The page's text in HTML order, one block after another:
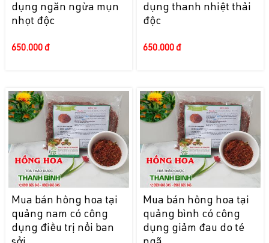
dụng ngăn ngừa mụn
nhọt độc
650.000 đ
dụng thanh nhiệt thải
độc
650.000 đ
Mua bán hồng hoa tại
quảng nam có công
dụng điều trị nổi ban
Mua bán hồng hoa tại
quảng bình có công
dụng giảm đau do té